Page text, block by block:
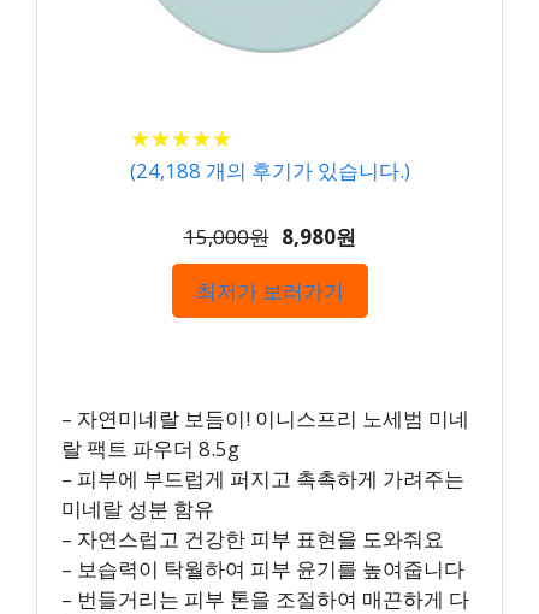
★★★★★
★★★★★
(24,188 개의 후기가 있습니다.)
15,000원 8,980원
최저가 보러가기
– 자연미네랄 보듬이! 이니스프리 노세범 미네
랄 팩트 파우더 8.5g
– 피부에 부드럽게 퍼지고 촉촉하게 가려주는
미네랄 성분 함유
– 자연스럽고 건강한 피부 표현을 도와줘요
– 보습력이 탁월하여 피부 윤기를 높여줍니다
– 번들거리는 피부 톤을 조절하여 매끈하게 다